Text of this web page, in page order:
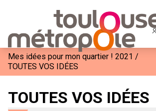
Mes idées pour mon quartier ! 2021 /
TOUTES VOS IDÉES
TOUTES VOS IDÉES